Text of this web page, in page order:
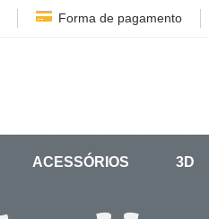
Forma de pagamento
ACESSÓRIOS 3D